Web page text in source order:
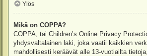
Ylös
Mikä on COPPA?
COPPA, tai Children’s Online Privacy
yhdysvaltalainen laki, joka vaatii kaikkien
mahdollisesti keräävät alle 13-vuotiailta